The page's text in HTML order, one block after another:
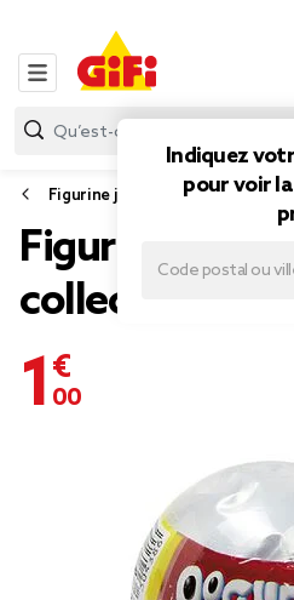
Indiquez
pour voir
Figurine jouet
Figurine
collectionner
1,00 €